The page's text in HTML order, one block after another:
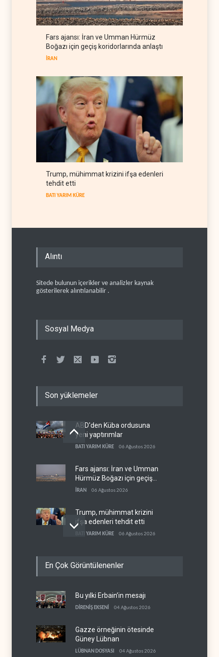
bırakma diyaloğu için kanal
arıyor
LÜBNAN 06 Ağustos 2026
BM yetkilisinden İsrail'e gizli
belge akışı
Fars ajansı: İran ve Umman Hürmüz
Boğazı için geçiş koridorlarında anlaştı
İRAN
Trump, mühimmat krizini ifşa edenleri
tehdit etti
BATI YARIM KÜRE
Alıntı
Sitede bulunun içerikler ve analizler kaynak
gösterilerek alıntılanabilir .
Sosyal Medya
Son yüklemeler
ABD'den Küba ordusuna
yeni yaptırımlar
BATI YARIM KÜRE 06 Ağustos 2026
Fars ajansı: İran ve Umman
Hürmüz Boğazı için geçiş
koridorlarında anlaştı
İRAN 06 Ağustos 2026
Trump, mühimmat krizini
ifşa edenleri tehdit etti
BATI YARIM KÜRE 06 Ağustos 2026
Şeria'da işgalci
İsrail, beyin göçünde rekora
koşuyor
En Çok Görüntülenenler
Bu yılki Erbain’in mesajı
DİRENİŞ EKSENİ 04 Ağustos 2026
Gazze örneğinin ötesinde
Güney Lübnan
LÜBNAN DOSYASI 04 Ağustos 2026